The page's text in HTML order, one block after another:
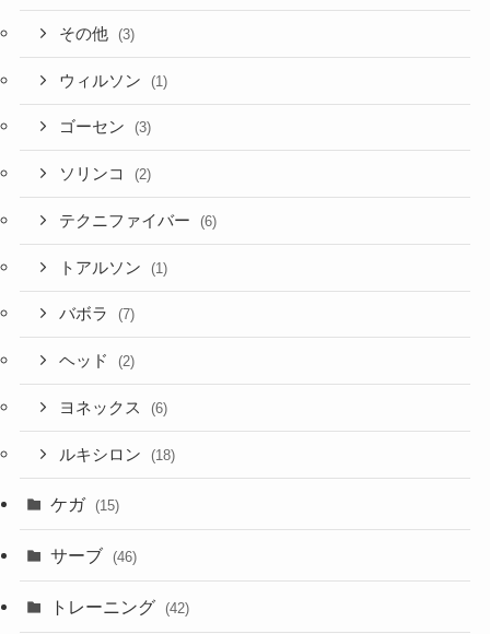
その他 (3)
ウィルソン (1)
ゴーセン (3)
ソリンコ (2)
テクニファイバー (6)
トアルソン (1)
バボラ (7)
ヘッド (2)
ヨネックス (6)
ルキシロン (18)
ケガ (15)
サーブ (46)
トレーニング (42)